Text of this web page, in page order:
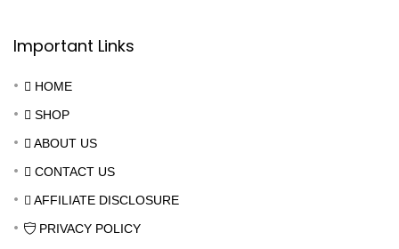
Important Links
HOME
SHOP
ABOUT US
CONTACT US
AFFILIATE DISCLOSURE
PRIVACY POLICY